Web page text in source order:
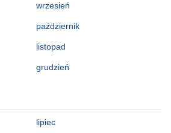
wrzesień
październik
listopad
grudzień
lipiec